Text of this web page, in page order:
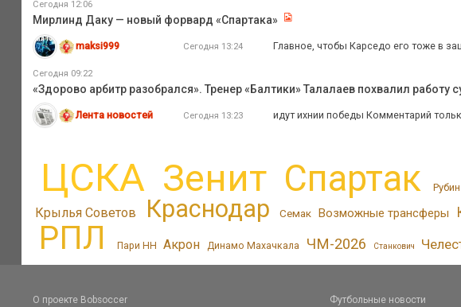
Сегодня 12:06
Мирлинд Даку — новый форвард «Спартака»
maksi999 Сегодня 13:24 Главное, чтобы Карседо его тоже в
Сегодня 09:22
«Здорово арбитр разобрался». Тренер «Балтики» Талалаев похвалил работу
Лента новостей Сегодня 13:23 идут ихнии победы Комментарий
ЦСКА Зенит Спартак Рубин
Крылья Советов Краснодар Семак Возможные трансферы
РПЛ Пари НН Акрон Динамо Махачкала ЧМ-2026 Станкович
О проекте Bobsoccer Футбольные новости